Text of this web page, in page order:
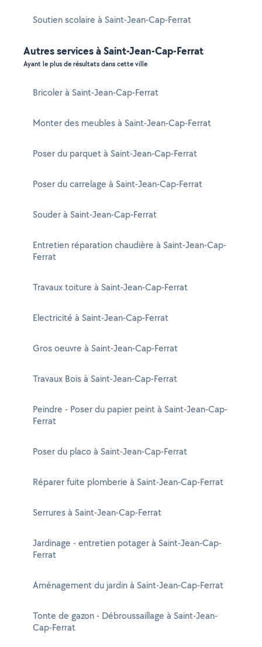
Soutien scolaire à Saint-Jean-Cap-Ferrat
Autres services à Saint-Jean-Cap-Ferrat
Ayant le plus de résultats dans cette ville
Bricoler à Saint-Jean-Cap-Ferrat
Monter des meubles à Saint-Jean-Cap-Ferrat
Poser du parquet à Saint-Jean-Cap-Ferrat
Poser du carrelage à Saint-Jean-Cap-Ferrat
Souder à Saint-Jean-Cap-Ferrat
Entretien réparation chaudière à Saint-Jean-Cap-
Ferrat
Travaux toiture à Saint-Jean-Cap-Ferrat
Electricité à Saint-Jean-Cap-Ferrat
Gros oeuvre à Saint-Jean-Cap-Ferrat
Travaux Bois à Saint-Jean-Cap-Ferrat
Peindre - Poser du papier peint à Saint-Jean-Cap-
Ferrat
Poser du placo à Saint-Jean-Cap-Ferrat
Réparer fuite plomberie à Saint-Jean-Cap-Ferrat
Serrures à Saint-Jean-Cap-Ferrat
Jardinage - entretien potager à Saint-Jean-Cap-
Ferrat
Aménagement du jardin à Saint-Jean-Cap-Ferrat
Tonte de gazon - Débroussaillage à Saint-Jean-
Cap-Ferrat